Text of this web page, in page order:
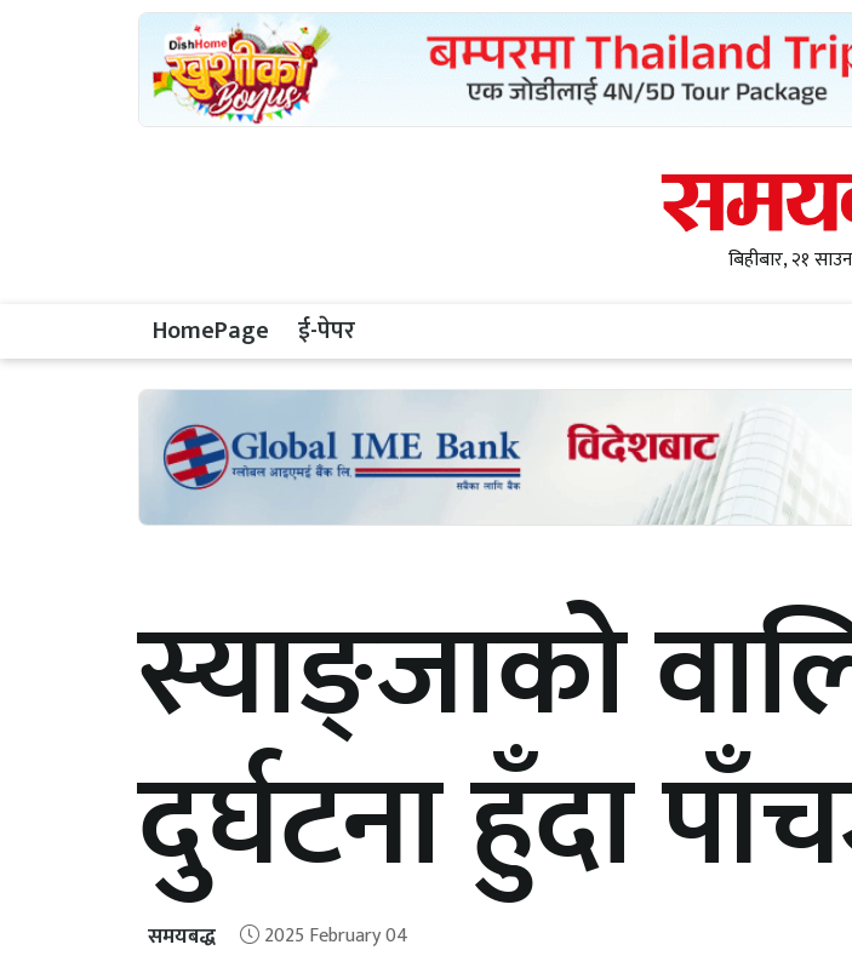
बिहीबार, २१
HomePage ई-पेपर
स्याङ्जाको
दुर्घटना हुँदा
समयबद्ध 2025 February 04